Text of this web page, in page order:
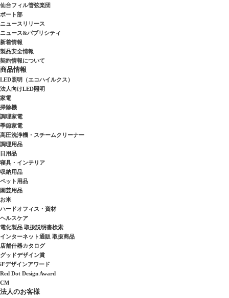
仙台フィル管弦楽団
ボート部
ニュースリリース
ニュース&パブリシティ
新着情報
製品安全情報
契約情報について
商品情報
LED照明（エコハイルクス）
法人向けLED照明
家電
掃除機
調理家電
季節家電
高圧洗浄機・スチームクリーナー
調理用品
日用品
寝具・インテリア
収納用品
ペット用品
園芸用品
お米
ハードオフィス・資材
ヘルスケア
電化製品 取扱説明書検索
インターネット通販 取扱商品
店舗什器カタログ
グッドデザイン賞
iFデザインアワード
Red Dot Design Award
CM
法人のお客様